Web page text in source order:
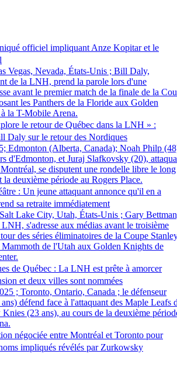
officiel impliquant Anze Kopitar et le
le retour de Québec dans la LNH » :
Daly sur le retour des Nordiques
: Un jeune attaquant annonce qu'il en a
sa retraite immédiatement
de Québec : La LNH est prête à amorcer
et deux villes sont nommées
négociée entre Montréal et Toronto pour
impliqués révélés par Zurkowsky